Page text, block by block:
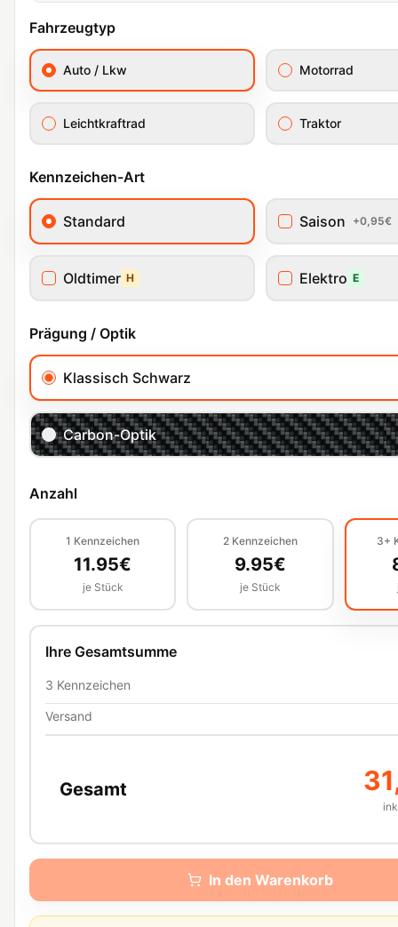
Fahrzeugtyp
Auto / Lkw Motorrad
Leichtkraftrad Traktor
Kennzeichen-Art
Standard Saison +0,95€
Oldtimer H Elektro E
Prägung / Optik
Klassisch Schwarz
Carbon-Optik
Anzahl
1 Kennzeichen
11.95€
je Stück
2 Kennzeichen
9.95€
je Stück
3+
Ihre Gesamtsumme
3 Kennzeichen
Versand
Gesamt
In den Warenkorb